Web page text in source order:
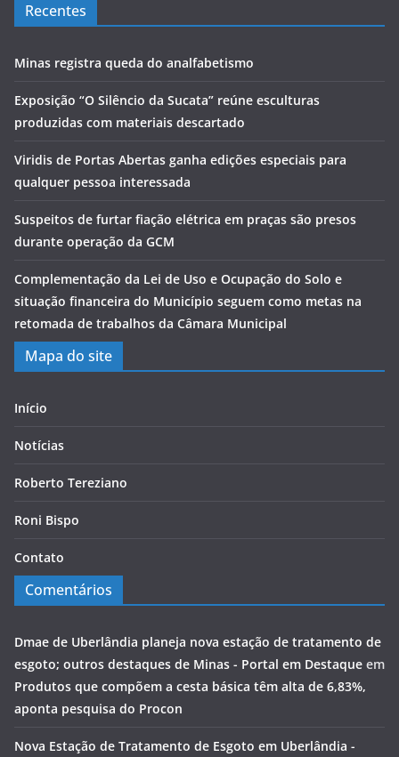
Recentes
Minas registra queda do analfabetismo
Exposição “O Silêncio da Sucata” reúne esculturas
produzidas com materiais descartado
Viridis de Portas Abertas ganha edições especiais para
qualquer pessoa interessada
Suspeitos de furtar fiação elétrica em praças são presos
durante operação da GCM
Complementação da Lei de Uso e Ocupação do Solo e
situação financeira do Município seguem como metas na
retomada de trabalhos da Câmara Municipal
Mapa do site
Início
Notícias
Roberto Tereziano
Roni Bispo
Contato
Comentários
Dmae de Uberlândia planeja nova estação de tratamento de
esgoto; outros destaques de Minas - Portal em Destaque em
Produtos que compõem a cesta básica têm alta de 6,83%,
aponta pesquisa do Procon
Nova Estação de Tratamento de Esgoto em Uberlândia -